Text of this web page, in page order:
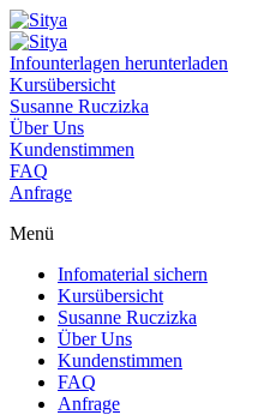
Infounterlagen herunterladen
Kursübersicht
Susanne Ruczizka
Über Uns
Kundenstimmen
FAQ
Anfrage
Menü
Infomaterial sichern
Kursübersicht
Susanne Ruczizka
Über Uns
Kundenstimmen
FAQ
Anfrage